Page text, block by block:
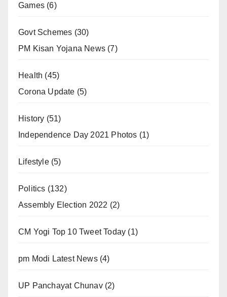
Games (6)
Govt Schemes (30)
PM Kisan Yojana News (7)
Health (45)
Corona Update (5)
History (51)
Independence Day 2021 Photos (1)
Lifestyle(5)
Politics (132)
Assembly Election 2022 (2)
CM Yogi Top 10 Tweet Today (1)
pm Modi Latest News(4)
UP Panchayat Chunav(2)